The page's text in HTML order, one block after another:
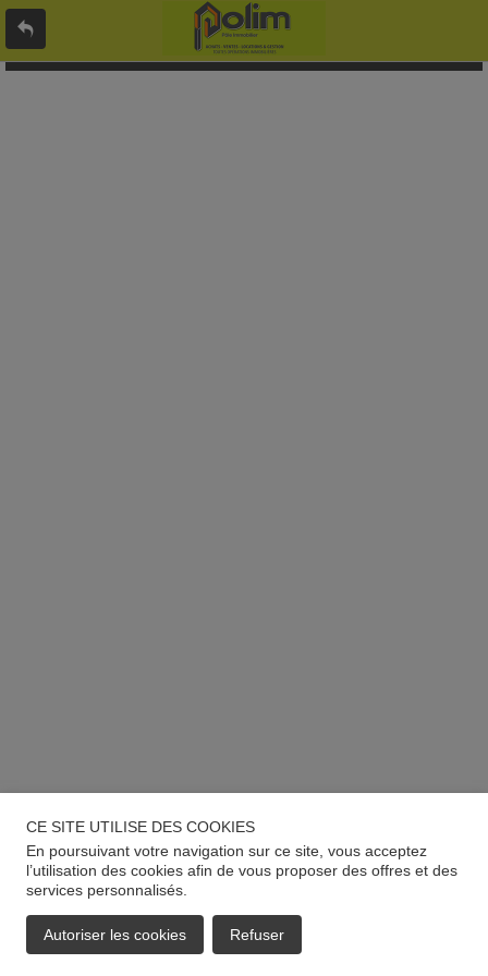
L'offre 8812491 n'existe pas ou n'est plus en ligne
CE SITE UTILISE DES COOKIES
En poursuivant votre navigation sur ce site, vous acceptez
l’utilisation des cookies afin de vous proposer des offres et des
services personnalisés.
Autoriser les cookies Refuser